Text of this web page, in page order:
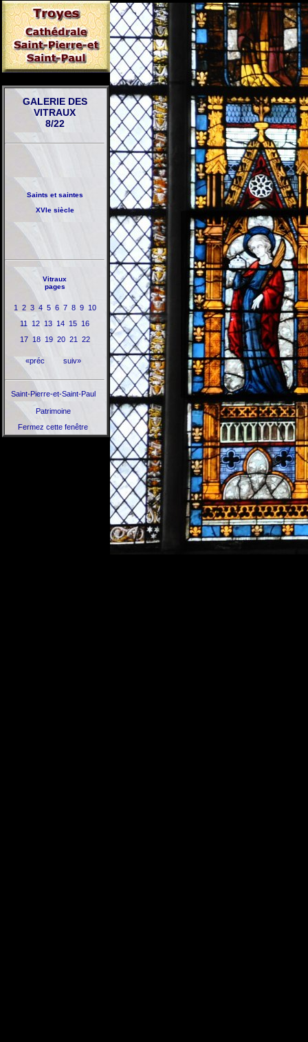
GALERIE DES
VITRAUX
8/22
Saints et saintes
XVIe siècle
Vitraux
pages
1 2 3 4 5 6 7 8 9
10
11
12 13 14 15 16
17
18 19 20 21 22
«préc suiv»
Saint-Pierre-et-Saint-Paul
Patrimoine
Fermez cette fenêtre